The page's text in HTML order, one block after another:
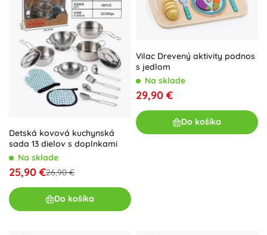
Detská kovová kuchynská
sada 13 dielov s doplnkami
Na sklade
25,90 €26,90 €
Do košíka
Vilac Drevený aktivity podnos
s jedlom
Na sklade
29,90 €
Do košíka